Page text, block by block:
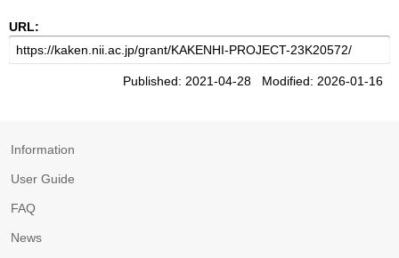
URL:
Published: 2021-04-28 Modified: 2026-01-16
Information
User Guide
FAQ
News